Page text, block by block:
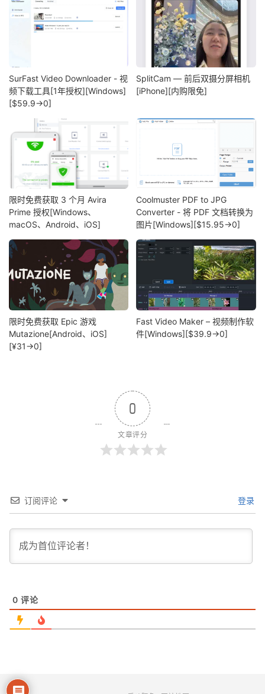
SurFast Video Downloader - 视
频下载工具[1年授权][Windows]
[$59.9→0]
SplitCam — 前后双摄分屏相机
[iPhone][内购限免]
限时免费获取 3 个月 Avira
Prime 授权[Windows、
macOS、Android、iOS]
Coolmuster PDF to JPG
Converter - 将 PDF 文档转换为
图片[Windows][$15.95→0]
限时免费获取 Epic 游戏
Mutazione[Android、iOS]
[¥31→0]
Fast Video Maker – 视频制作软
件[Windows][$39.9→0]
0
文章评分
订阅评论 登录
0 评论